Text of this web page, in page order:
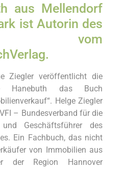
aus Mellendorf
ist Autorin des
vom
Ziegler veröffentlicht die
Hanebuth das Buch
Helge Ziegler
– Bundesverband für die
und Geschäftsführer des
Ein Fachbuch, das nicht
von Immobilien aus
der Region Hannover